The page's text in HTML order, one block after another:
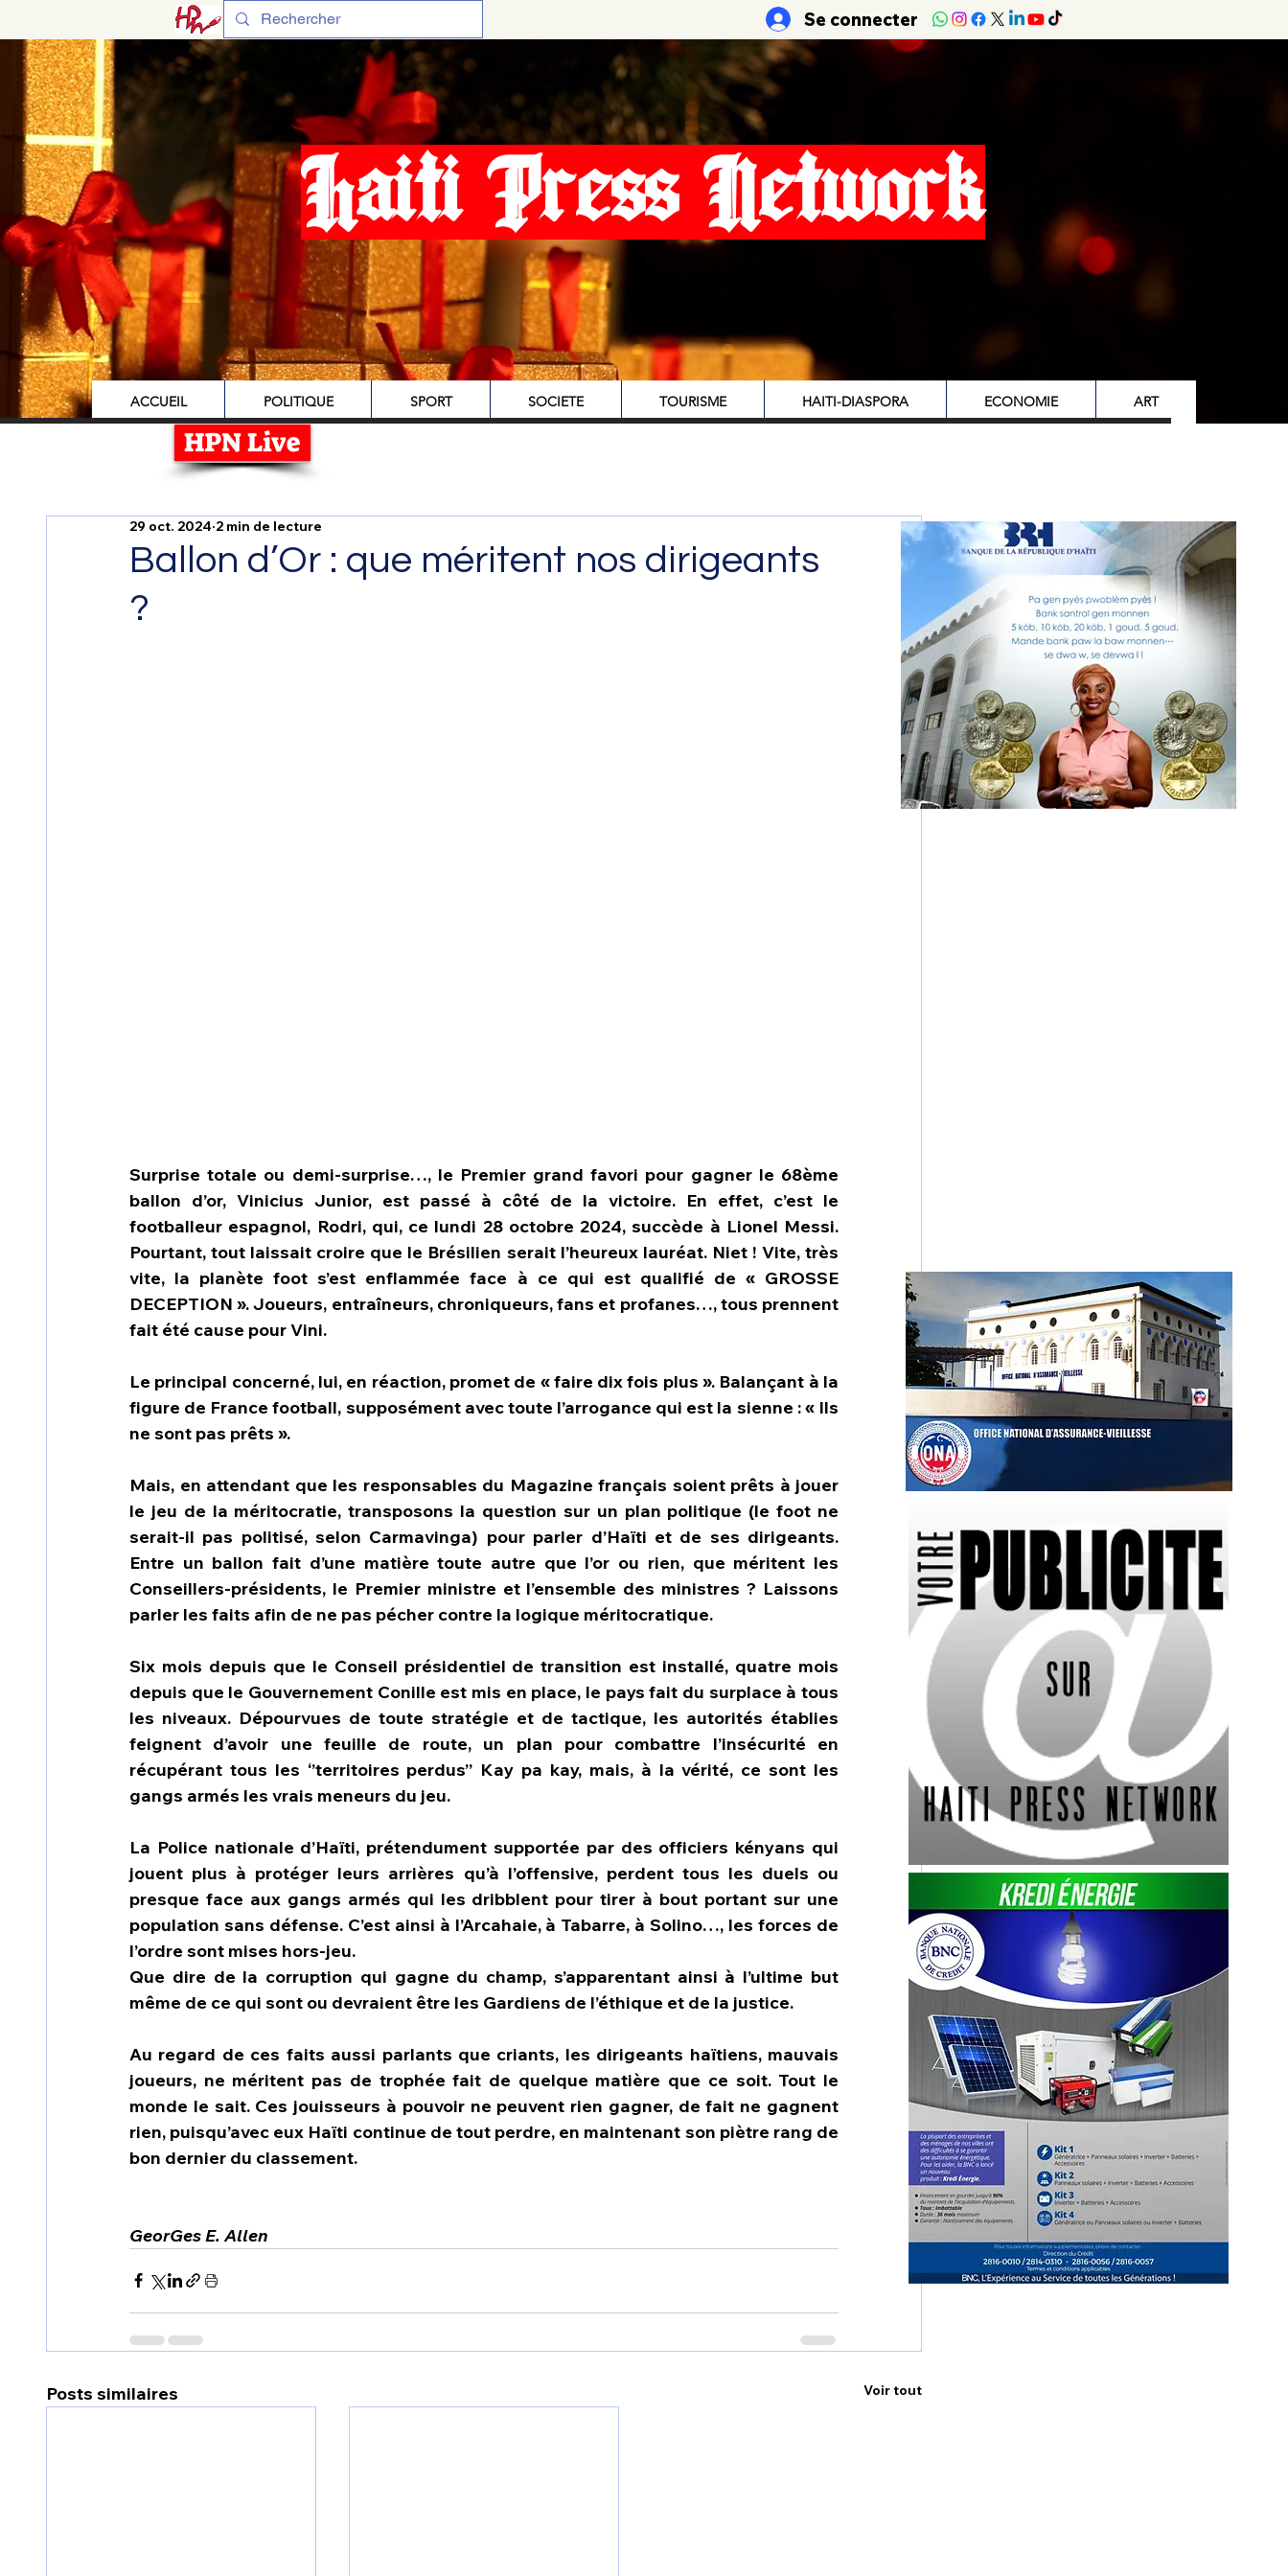
Se connecter
Haiti Press Network
ACCUEIL POLITIQUE SPORT SOCIETE TOURISME HAITI-DIASPORA ECONOMIE ART
HPN Live
Ballon d’Or : que méritent nos dirigeants
?
29 oct. 2024 2 min de lecture
Surprise totale ou demi-surprise…, le Premier grand favori pour gagner le 68ème
ballon d’or, Vinicius Junior, est passé à côté de la victoire. En effet, c’est le
footballeur espagnol, Rodri, qui, ce lundi 28 octobre 2024, succède à Lionel Messi.
Pourtant, tout laissait croire que le Brésilien serait l’heureux lauréat. Niet ! Vite, très
vite, la planète foot s’est enflammée face à ce qui est qualifié de « GROSSE
DECEPTION ». Joueurs, entraîneurs, chroniqueurs, fans et profanes…, tous prennent
fait été cause pour Vini.
Le principal concerné, lui, en réaction, promet de « faire dix fois plus ». Balançant à la
figure de France football, supposément avec toute l’arrogance qui est la sienne : « Ils
ne sont pas prêts ».
Mais, en attendant que les responsables du Magazine français soient prêts à jouer
le jeu de la méritocratie, transposons la question sur un plan politique (le foot ne
serait-il pas politisé, selon Carmavinga) pour parler d’Haïti et de ses dirigeants.
Entre un ballon fait d’une matière toute autre que l’or ou rien, que méritent les
Conseillers-présidents, le Premier ministre et l’ensemble des ministres ? Laissons
parler les faits afin de ne pas pécher contre la logique méritocratique.
Six mois depuis que le Conseil présidentiel de transition est installé, quatre mois
depuis que le Gouvernement Conille est mis en place, le pays fait du surplace à tous
les niveaux. Dépourvues de toute stratégie et de tactique, les autorités établies
feignent d’avoir une feuille de route, un plan pour combattre l’insécurité en
récupérant tous les ‘’territoires perdus’’ Kay pa kay, mais, à la vérité, ce sont les
gangs armés les vrais meneurs du jeu.
La Police nationale d’Haïti, prétendument supportée par des officiers kényans qui
jouent plus à protéger leurs arrières qu’à l’offensive, perdent tous les duels ou
presque face aux gangs armés qui les dribblent pour tirer à bout portant sur une
population sans défense. C’est ainsi à l’Arcahaie, à Tabarre, à Solino…, les forces de
l’ordre sont mises hors-jeu.
Que dire de la corruption qui gagne du champ, s’apparentant ainsi à l’ultime but
même de ce qui sont ou devraient être les Gardiens de l’éthique et de la justice.
Au regard de ces faits aussi parlants que criants, les dirigeants haïtiens, mauvais
joueurs, ne méritent pas de trophée fait de quelque matière que ce soit. Tout le
monde le sait. Ces jouisseurs à pouvoir ne peuvent rien gagner, de fait ne gagnent
rien, puisqu’avec eux Haïti continue de tout perdre, en maintenant son piètre rang de
bon dernier du classement.
GeorGes E. Allen
Posts similaires Voir tout